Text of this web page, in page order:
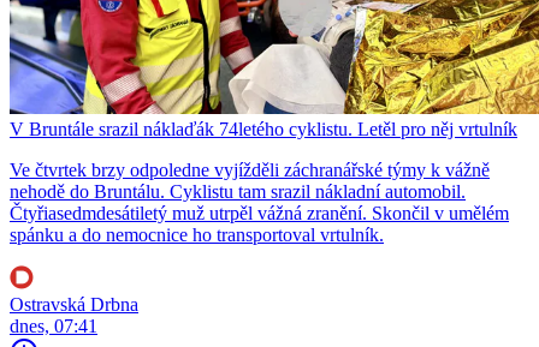
V Bruntále srazil náklaďák 74letého cyklistu. Letěl pro něj vrtulník
Ve čtvrtek brzy odpoledne vyjížděli záchranářské týmy k vážně
nehodě do Bruntálu. Cyklistu tam srazil nákladní automobil.
Čtyřiasedmdesátiletý muž utrpěl vážná zranění. Skončil v umělém
spánku a do nemocnice ho transportoval vrtulník.
Ostravská Drbna
dnes, 07:41